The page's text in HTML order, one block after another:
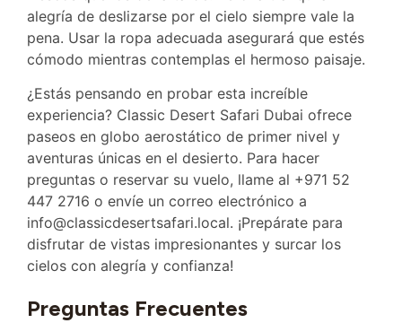
alegría de deslizarse por el cielo siempre vale la
pena. Usar la ropa adecuada asegurará que estés
cómodo mientras contemplas el hermoso paisaje.
¿Estás pensando en probar esta increíble
experiencia? Classic Desert Safari Dubai ofrece
paseos en globo aerostático de primer nivel y
aventuras únicas en el desierto. Para hacer
preguntas o reservar su vuelo, llame al +971 52
447 2716 o envíe un correo electrónico a
info@classicdesertsafari.local. ¡Prepárate para
disfrutar de vistas impresionantes y surcar los
cielos con alegría y confianza!
Preguntas Frecuentes